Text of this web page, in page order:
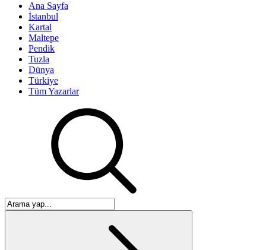
Ana Sayfa
İstanbul
Kartal
Maltepe
Pendik
Tuzla
Dünya
Türkiye
Tüm Yazarlar